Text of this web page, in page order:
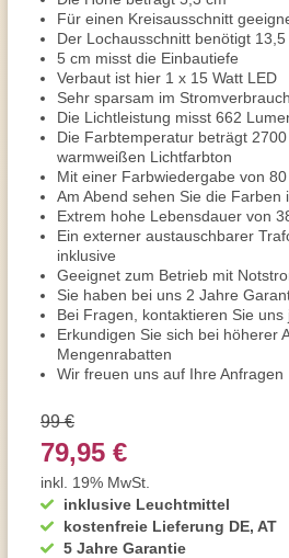
Für einen Kreisausschnitt
Der Lochausschnitt benötigt 13,5
5 cm misst die Einbautiefe
Verbaut ist hier 1 x 15 Watt LED
Sehr sparsam im Stromverbrauch
Die Lichtleistung misst 662
Die Farbtemperatur beträgt
warmweißen Lichtfarbton
Mit einer Farbwiedergabe von 80
Am Abend sehen Sie die Farben
Extrem hohe Lebensdauer von
Ein externer austauschbarer
inklusive
Geeignet zum Betrieb mit
Sie haben bei uns 2 Jahre
Bei Fragen, kontaktieren Sie uns
Erkundigen Sie sich bei höherer
Mengenrabatten
Wir freuen uns auf Ihre Anfragen
inklusive Leuchtmittel
kostenfreie Lieferung DE, AT
5 Jahre Garantie
99 €
79,95 €
inkl. 19% MwSt.